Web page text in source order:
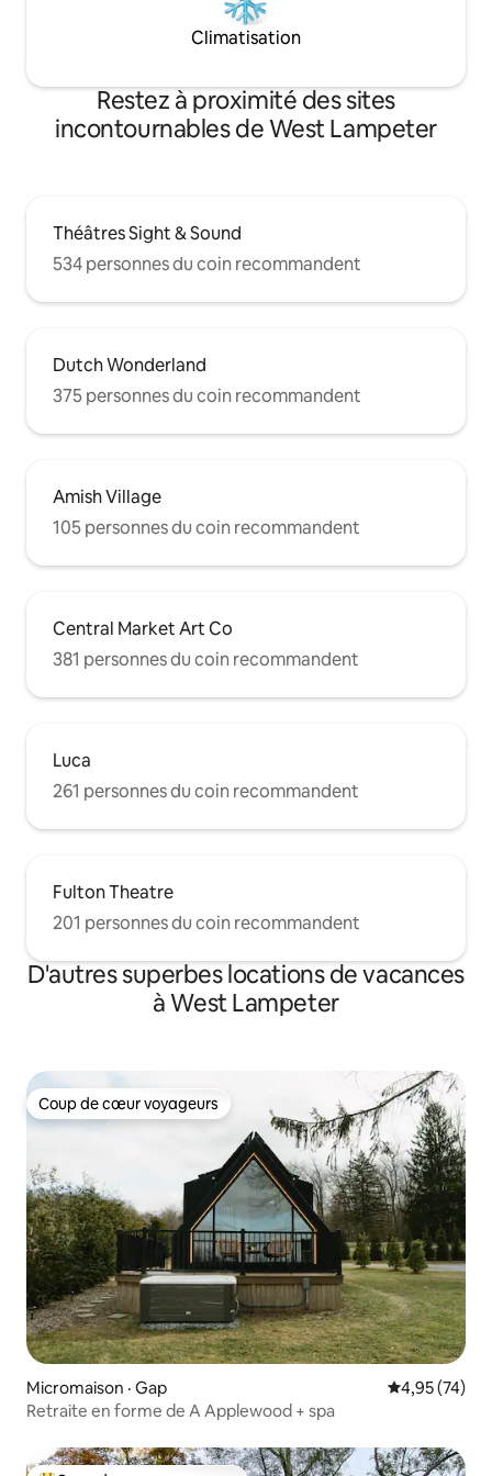
Climatisation
Restez à proximité des sites
incontournables de West Lampeter
Théâtres Sight & Sound
534 personnes du coin recommandent
Dutch Wonderland
375 personnes du coin recommandent
Amish Village
105 personnes du coin recommandent
Central Market Art Co
381 personnes du coin recommandent
Luca
261 personnes du coin recommandent
Fulton Theatre
201 personnes du coin recommandent
D'autres superbes locations de vacances
à West Lampeter
Coup de cœur voyageurs
Coup de cœur voyageurs
Micromaison · Gap Note
4,95 (74)
Retraite en forme de A Applewood + spa